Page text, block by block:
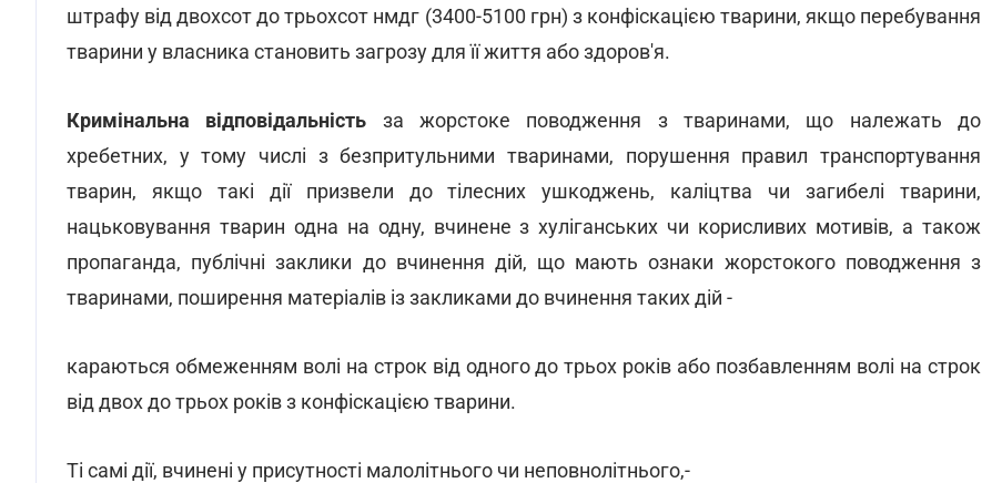
штрафу від двохсот до трьохсот нмдг (3400-5100 грн) з конфіскацією тварини, якщо перебування
тварини у власника становить загрозу для її життя або здоров'я.
Кримінальна відповідальність за жорстоке поводження з тваринами, що належать до
хребетних, у тому числі з безпритульними тваринами, порушення правил транспортування
тварин, якщо такі дії призвели до тілесних ушкоджень, каліцтва чи загибелі тварини,
нацьковування тварин одна на одну, вчинене з хуліганських чи корисливих мотивів, а також
пропаганда, публічні заклики до вчинення дій, що мають ознаки жорстокого поводження з
тваринами, поширення матеріалів із закликами до вчинення таких дій -
караються обмеженням волі на строк від одного до трьох років або позбавленням волі на строк
від двох до трьох років з конфіскацією тварини.
Ті самі дії, вчинені у присутності малолітнього чи неповнолітнього,-